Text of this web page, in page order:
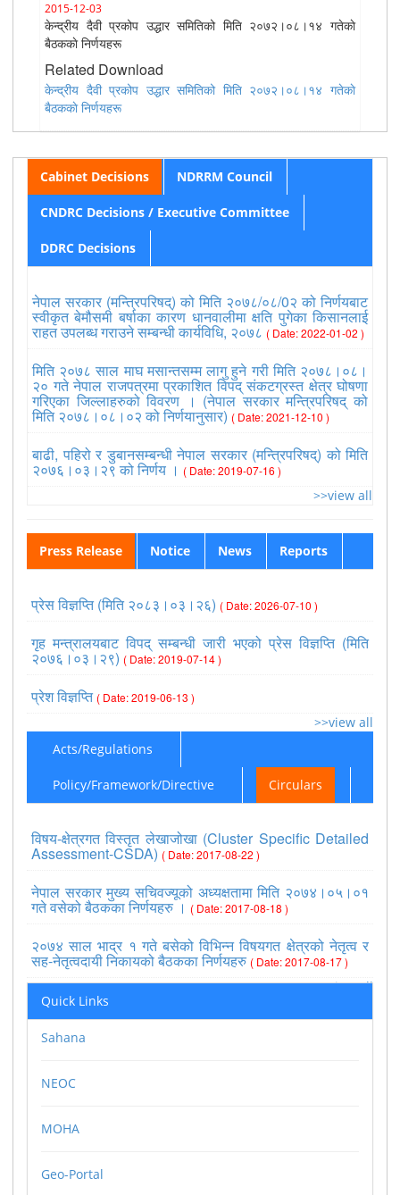
2015-12-03
केन्द्रीय दैवी प्रकोप उद्धार समितिको मिति २०७२।०८।१४ गतेकाे
बैठककाे निर्णयहरू
Related Download
केन्द्रीय दैवी प्रकोप उद्धार समितिको मिति २०७२।०८।१४ गतेकाे
बैठककाे निर्णयहरू
Cabinet Decisions NDRRM Council
CNDRC Decisions / Executive Committee
DDRC Decisions
नेपाल सरकार (मन्त्रिपरिषद्) को मिति २०७८/०८/0२ को निर्णयबाट
स्वीकृत बेमौसमी बर्षाका कारण धानवालीमा क्षति पुगेका किसानलाई
राहत उपलब्ध गराउने सम्बन्धी कार्यविधि, २०७८ ( Date: 2022-01-02 )
मिति २०७८ साल माघ मसान्तसम्म लागु हुने गरी मिति २०७८।०८।
२० गते नेपाल राजपत्रमा प्रकाशित विपद् संकटग्रस्त क्षेत्र घोषणा
गरिएका जिल्लाहरुको विवरण । (नेपाल सरकार मन्त्रिपरिषद् को
मिति २०७८।०८।०२ को निर्णयानुसार) ( Date: 2021-12-10 )
बाढी, पहिरो र डुबानसम्बन्धी नेपाल सरकार (मन्त्रिपरिषद्) को मिति
२०७६।०३।२९ को निर्णय । ( Date: 2019-07-16 )
>>view all
Press Release Notice News Reports
प्रेस विज्ञप्ति (मिति २०८३।०३।२६) ( Date: 2026-07-10 )
गृह मन्त्रालयबाट विपद् सम्बन्धी जारी भएको प्रेस विज्ञप्ति (मिति
२०७६।०३।२९) ( Date: 2019-07-14 )
प्रेश विज्ञप्ति ( Date: 2019-06-13 )
>>view all
Acts/Regulations
Policy/Framework/Directive Circulars
विषय-क्षेत्रगत विस्तृत लेखाजोखा (Cluster Specific Detailed
Assessment-CSDA) ( Date: 2017-08-22 )
नेपाल सरकार मुख्य सचिवज्यूको अध्यक्षतामा मिति २०७४।०५।०१
गते वसेको बैठकका निर्णयहरु । ( Date: 2017-08-18 )
२०७४ साल भाद्र १ गते बसेको विभिन्न विषयगत क्षेत्रको नेतृत्व र
सह-नेतृत्वदायी निकायको बैठकका निर्णयहरु ( Date: 2017-08-17 )
>>view all
Quick Links
Sahana
NEOC
MOHA
Geo-Portal